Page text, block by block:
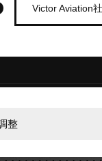
Victor Aviation
整